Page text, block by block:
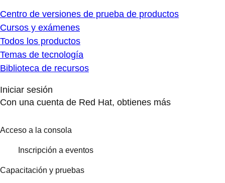
Centro de versiones de prueba de productos
Cursos y exámenes
Todos los productos
Temas de tecnología
Biblioteca de recursos
Iniciar sesión
Con una cuenta de Red Hat, obtienes más
Acceso a la consola
Inscripción a eventos
Capacitación y pruebas